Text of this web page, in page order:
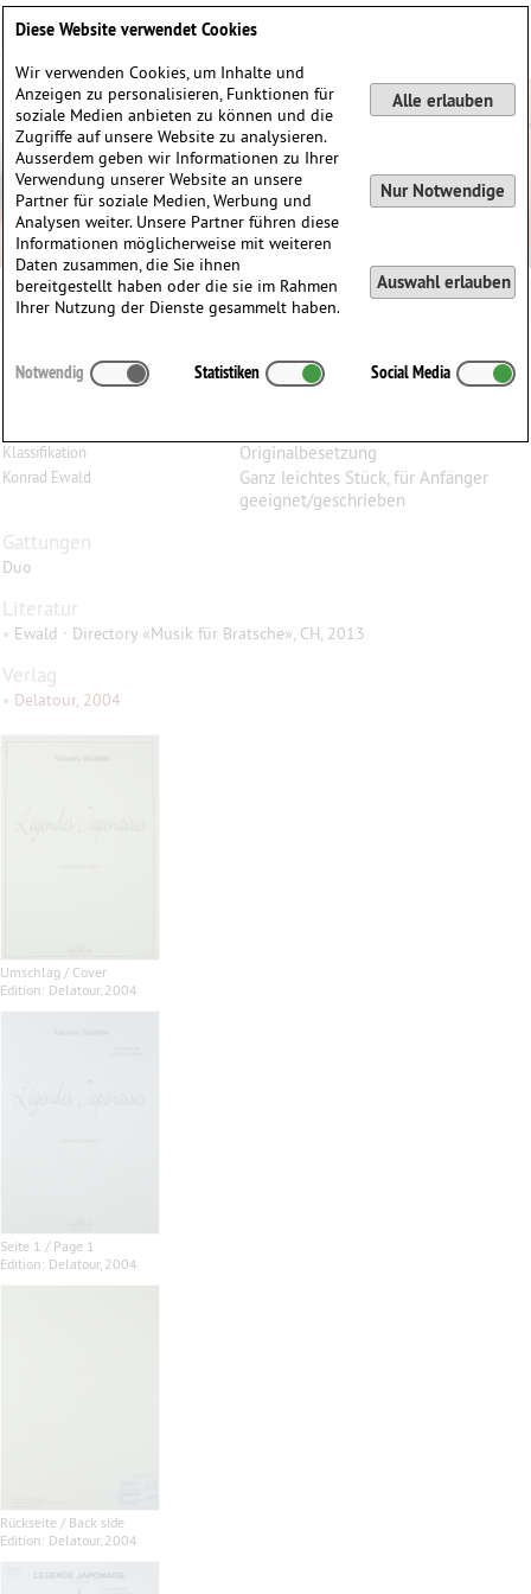
Légendes japonaises, für Bratsche und Klavier
Klassifikation Originalbesetzung
Konrad Ewald
Ganz leichtes Stück, für Anfänger
geeignet/geschrieben
Gattungen
Duo
Literatur
• Ewald · Directory «Musik für Bratsche», CH, 2013
Verlag
• Delatour, 2004
Umschlag / Cover
Edition: Delatour, 2004
Seite 1 / Page 1
Edition: Delatour, 2004
Rückseite / Back side
Edition: Delatour, 2004
Diese Website verwendet Cookies
Wir verwenden Cookies, um Inhalte und
Anzeigen zu personalisieren, Funktionen für
soziale Medien anbieten zu können und die
Zugriffe auf unsere Website zu analysieren.
Ausserdem geben wir Informationen zu Ihrer
Verwendung unserer Website an unsere
Partner für soziale Medien, Werbung und
Analysen weiter. Unsere Partner führen diese
Informationen möglicherweise mit weiteren
Daten zusammen, die Sie ihnen
bereitgestellt haben oder die sie im Rahmen
Ihrer Nutzung der Dienste gesammelt haben.
Alle erlauben
Nur Notwendige
Auswahl erlauben
Notwendig Statistiken Social Media